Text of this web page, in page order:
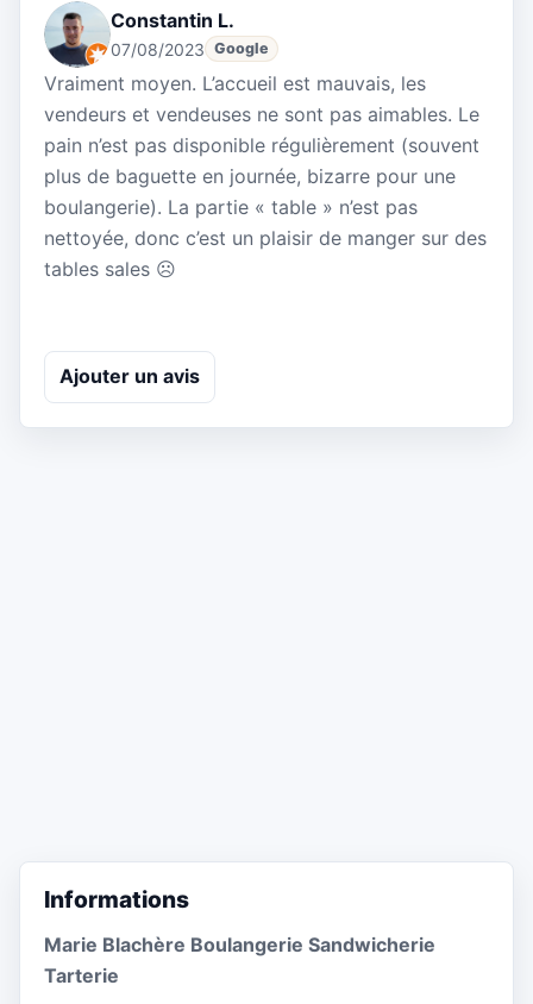
Constantin L.
07/08/2023 Google
Vraiment moyen. L’accueil est mauvais, les
vendeurs et vendeuses ne sont pas aimables. Le
pain n’est pas disponible régulièrement (souvent
plus de baguette en journée, bizarre pour une
boulangerie). La partie « table » n’est pas
nettoyée, donc c’est un plaisir de manger sur des
tables sales ☹️
Ajouter un avis
Informations
Marie Blachère Boulangerie Sandwicherie
Tarterie